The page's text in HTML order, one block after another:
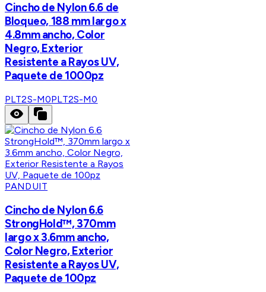
Cincho de Nylon 6.6 de
Bloqueo, 188 mm largo x
4.8mm ancho, Color
Negro, Exterior
Resistente a Rayos UV,
Paquete de 1000pz
PLT2S-M0PLT2S-M0
PANDUIT
Cincho de Nylon 6.6
StrongHold™, 370mm
largo x 3.6mm ancho,
Color Negro, Exterior
Resistente a Rayos UV,
Paquete de 100pz